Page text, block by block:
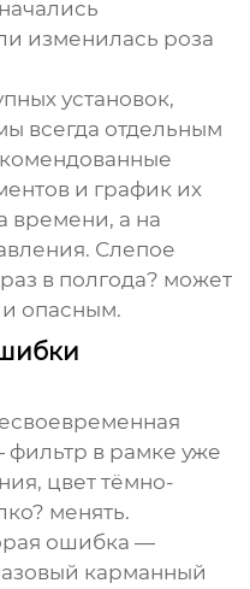
изменилась роза
установок,
всегда отдельным
и график их
времени, а на
Слепое
в полгода? может
и опасным.
в рамке уже
цвет тёмно-
менять.
ошибка —
карманный